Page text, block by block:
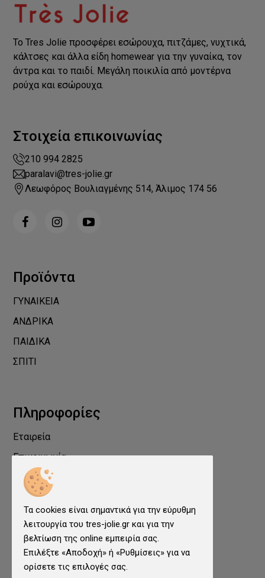
Το Tres Jolie προσφέρει εσώρουχα, πιτζάμες, νυχτικά,
κάλτσες και άλλα είδη homewear για την γυναίκα, τον
άντρα και το παιδί. Μεγάλη ποικιλία από μοντέρνα
ρούχα και εσώρουχα.
Στοιχεία επικοινωνίας
210 994 2825
paralavi@tres-jolie.gr
Λεωφόρος Βουλιαγμένης 514, Άλιμος 174 56
Προϊόντα
ΓΥΝΑΙΚΕΙΑ
ΑΝΔΡΙΚΑ
ΠΑΙΔΙΚΑ
ΣΠΙΤΙ
Πληροφορίες
Εταιρεία
Επικοινωνία
Προστασία Προσωπικών Δεδομένων
Όροι χρήσης
Ρυθμίσεις cookies
Τα cookies είναι σημαντικά για την εύρυθμη
λειτουργία του tres-jolie.gr και για την
βελτίωση της online εμπειρία σας.
Επιλέξτε «Αποδοχή» ή «Ρυθμίσεις» για να
ορίσετε τις επιλογές σας.